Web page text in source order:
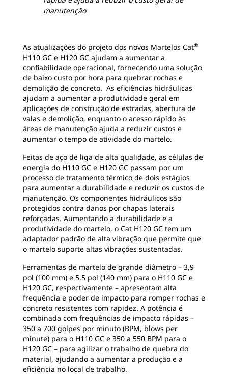
manutenção
As atualizações do projeto dos novos Martelos Cat®
H110 GC e H120 GC ajudam a aumentar a
confiabilidade operacional, fornecendo uma solução
de baixo custo por hora para quebrar rochas e
demolição de concreto. As eficiências hidráulicas
ajudam a aumentar a produtividade geral em
aplicações de construção de estradas, abertura de
valas e demolição, enquanto o acesso rápido às
áreas de manutenção ajuda a reduzir custos e
aumentar o tempo de atividade do martelo.
Feitas de aço de liga de alta qualidade, as células de
energia do H110 GC e H120 GC passam por um
processo de tratamento térmico de dois estágios
para aumentar a durabilidade e reduzir os custos de
manutenção. Os componentes hidráulicos são
protegidos contra danos por chapas laterais
reforçadas. Aumentando a durabilidade e a
produtividade do martelo, o Cat H120 GC tem um
adaptador padrão de alta vibração que permite que
o martelo suporte altas vibrações sustentadas.
Ferramentas de martelo de grande diâmetro – 3,9
pol (100 mm) e 5,5 pol (140 mm) para o H110 GC e
H120 GC, respectivamente – apresentam alta
frequência e poder de impacto para romper rochas e
concreto resistentes com rapidez. A potência é
combinada com frequências de impacto rápidas –
350 a 700 golpes por minuto (BPM, blows per
minute) para o H110 GC e 350 a 550 BPM para o
H120 GC – para agilizar o trabalho de quebra do
material, ajudando a aumentar a produção e a
eficiência no local de trabalho.